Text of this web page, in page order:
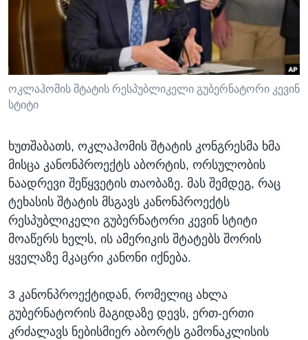
ᲡᲢᲣᲓᲘᲐ ᲕᲐᲨᲘᲜᲒᲢᲝᲜᲘ
ᲔᲙᲝᲜᲝᲛᲘᲙᲐ
ᲯᲐᲜᲛᲠᲗᲔᲚᲝᲑᲐ
ᲛᲔᲪᲜᲘᲔᲠᲔᲑᲐ
ᲘᲜᲢᲔᲠᲕᲘᲣ
ᲙᲣᲚᲢᲣᲠᲐ
ᲓᲔᲖᲘᲜᲤᲝᲠᲛᲐᲪᲘᲐ
Learning English
ᲗᲕᲐᲚᲘ ᲒᲕᲐᲓᲔᲕᲜᲔᲗ
ოკლაჰომის შტატის რესპუბლიკელი გუბერნატორი კევინ
სტიტი
ხუთშაბათს, ოკლაჰომის შტატის კონგრესმა ხმა
მისცა კანონპროექტს აბორტის, ორსულობის
ნაადრევი შეწყვეტის თაობაზე. მას შემდეგ, რაც
ტეხასის შტატის მსგავს კანონპროექტს
რესპუბლიკელი გუბერნატორი კევინ სტიტი
მოაწერს ხელს, ის ამერიკის შტატებს შორის
ყველაზე მკაცრი კანონი იქნება.
3 კანონპროექტიდან, რომელიც ახლა
გუბერნატორის მაგიდაზე დევს, ერთ-ერთი
კრძალავს ნებისმიერ აბორტს გამონაკლისის